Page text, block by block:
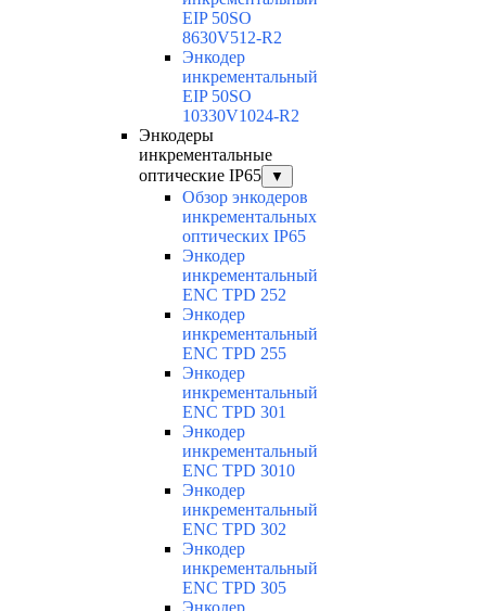
EIP 50SO
8630V512-R2
Энкодер
инкрементальный
EIP 50SO
10330V1024-R2
Энкодеры
инкрементальные
оптические IP65
▼
Обзор энкодеров
инкрементальных
оптических IP65
Энкодер
инкрементальный
ENC TPD 252
Энкодер
инкрементальный
ENC TPD 255
Энкодер
инкрементальный
ENC TPD 301
Энкодер
инкрементальный
ENC TPD 3010
Энкодер
инкрементальный
ENC TPD 302
Энкодер
инкрементальный
ENC TPD 305